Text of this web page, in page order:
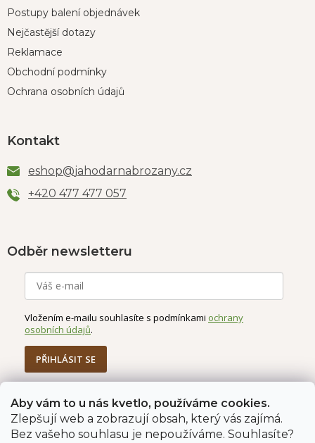
Aby vám to u nás kvetlo, používáme cookies.
Zlepšují web a zobrazují obsah, který vás zajímá.
Bez vašeho souhlasu je nepoužíváme. Souhlasíte?
Postupy balení objednávek
Nejčastější dotazy
Reklamace
Obchodní podmínky
Ochrana osobních údajů
Kontakt
eshop@jahodarnabrozany.cz
+420 477 477 057
Odběr newsletteru
Vložením e-mailu souhlasíte s podmínkami ochrany
osobních údajů.
PŘIHLÁSIT SE
Jahodárna Brozany Obchodní podmínky
Podmínky ochrany údajů